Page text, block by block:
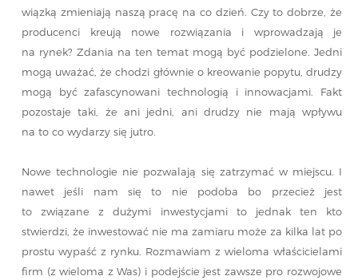
wiązką zmieniają naszą pracę na co dzień. Czy to dobrze, że
producenci kreują nowe rozwiązania i wprowadzają je
na rynek? Zdania na ten temat mogą być podzielone. Jedni
mogą uważać, że chodzi głównie o kreowanie popytu, drudzy
mogą być zafascynowani technologią i innowacjami. Fakt
pozostaje taki, że ani jedni, ani drudzy nie mają wpływu
na to co wydarzy się jutro.
Nowe technologie nie pozwalają się zatrzymać w miejscu. I
nawet jeśli nam się to nie podoba bo przecież jest
to związane z dużymi inwestycjami to jednak ten kto
stwierdzi, że inwestować nie ma zamiaru może za kilka lat po
prostu wypaść z rynku. Rozmawiam z wieloma właścicielami
firm (z wieloma z Was) i podejście jest zawsze pro rozwojowe